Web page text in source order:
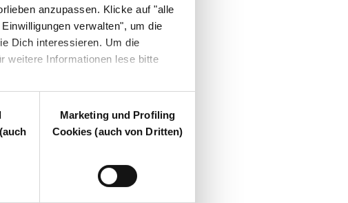
anzupassen. Klicke auf "alle
verwalten", um die
Dich interessieren. Um die
weitere Informationen lese bitte
Marketing und Profiling
Cookies (auch von Dritten)